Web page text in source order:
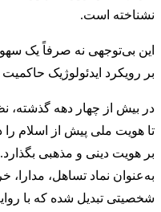
نشناخته است.
این بی‌توجهی نه صرفاً یک سهو
بر رویکرد ایدئولوژیک
در بیش از چهار دهه گذشته،
تا هویت ملی پیش از اسلام را
بر هویت دینی و مذهبی
به‌عنوان نماد تساهل،
شخصیتی تبدیل شده که با